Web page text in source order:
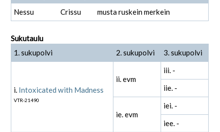
Nessu
Crissu musta ruskein merkein
Sukutaulu
1. sukupolvi
2. sukupolvi 3. sukupolvi
i. Intoxicated with Madness
VTR-21490
ii. evm
iii. -
iie. -
ie. evm
iei. -
iee. -